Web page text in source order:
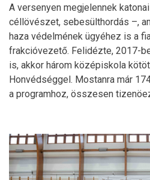
A versenyen megjelennek
céllövészet, sebesülthordás –,
haza védelmének ügyéhez is a
frakcióvezető. Felidézte, 2017-
is, akkor három középiskola
Honvédséggel. Mostanra már
a programhoz, összesen